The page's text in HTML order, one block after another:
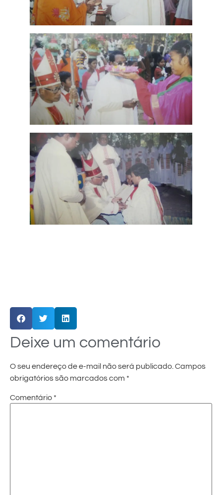
Deixe um comentário
O seu endereço de e-mail não será publicado. Campos
obrigatórios são marcados com *
Comentário *